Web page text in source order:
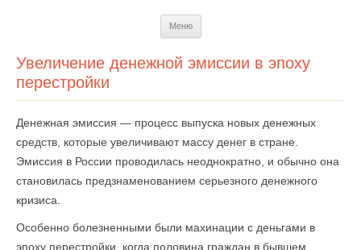
Меню
Увеличение денежной эмиссии в эпоху
перестройки
Денежная эмиссия — процесс выпуска новых денежных
средств, которые увеличивают массу денег в стране.
Эмиссия в России проводилась неоднократно, и обычно она
становилась предзнаменованием серьезного денежного
кризиса.
Особенно болезненными были махинации с деньгами в
эпоху перестройки, когда половина граждан в бывшем